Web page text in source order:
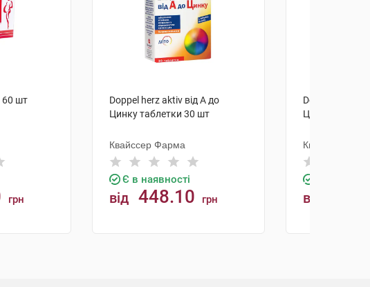
60 шт
грн
Doppel herz aktiv від А до
Цинку таблетки 30 шт
Квайссер Фарма
Є в наявності
від 448.10 грн
Doppel herz
Цинку
Квайссер
від